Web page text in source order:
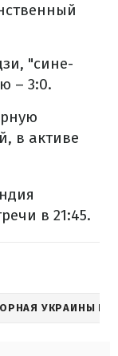
"сине-
– 3:0.
в активе
в 21:45.
УКРАИНЫ